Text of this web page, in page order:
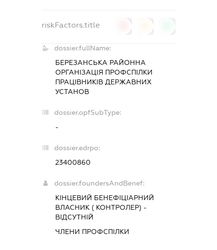
riskFactors.title
dossier.fullName:
БЕРЕЗАНСЬКА РАЙОННА
ОРГАНІЗАЦІЯ ПРОФСПІЛКИ
ПРАЦІВНИКІВ ДЕРЖАВНИХ
УСТАНОВ
dossier.opfSubType:
-
dossier.edrpo:
23400860
dossier.foundersAndBenef:
КІНЦЕВИЙ БЕНЕФІЦІАРНИЙ
ВЛАСНИК ( КОНТРОЛЕР) -
ВІДСУТНІЙ
ЧЛЕНИ ПРОФСПІЛКИ